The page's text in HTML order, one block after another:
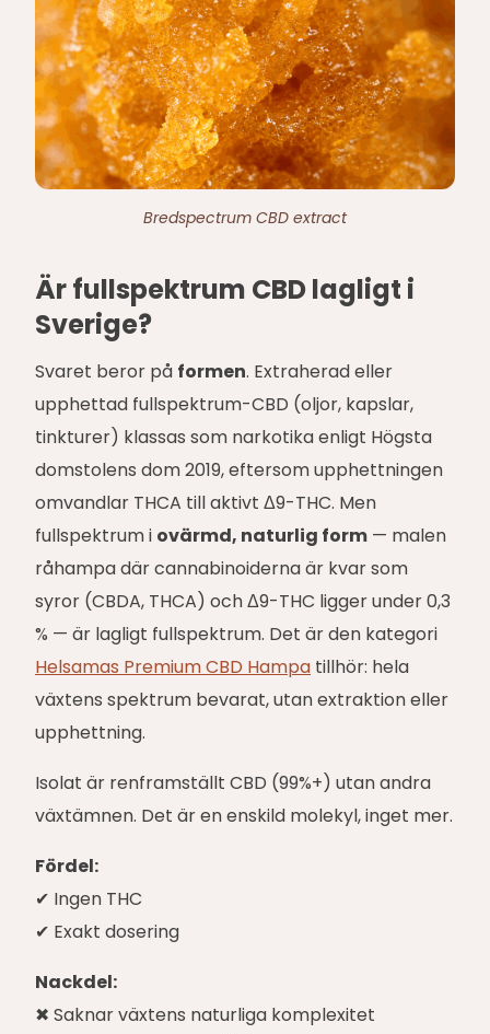
Bredspectrum CBD extract
Är fullspektrum CBD lagligt i
Sverige?
Svaret beror på formen. Extraherad eller
upphettad fullspektrum-CBD (oljor, kapslar,
tinkturer) klassas som narkotika enligt Högsta
domstolens dom 2019, eftersom upphettningen
omvandlar THCA till aktivt Δ9-THC. Men
fullspektrum i ovärmd, naturlig form — malen
råhampa där cannabinoiderna är kvar som
syror (CBDA, THCA) och Δ9-THC ligger under 0,3
% — är lagligt fullspektrum. Det är den kategori
Helsamas Premium CBD Hampa tillhör: hela
växtens spektrum bevarat, utan extraktion eller
upphettning.
Isolat är renframställt CBD (99%+) utan andra
växtämnen. Det är en enskild molekyl, inget mer.
Fördel:
✔ Ingen THC
✔ Exakt dosering
Nackdel:
✖ Saknar växtens naturliga komplexitet